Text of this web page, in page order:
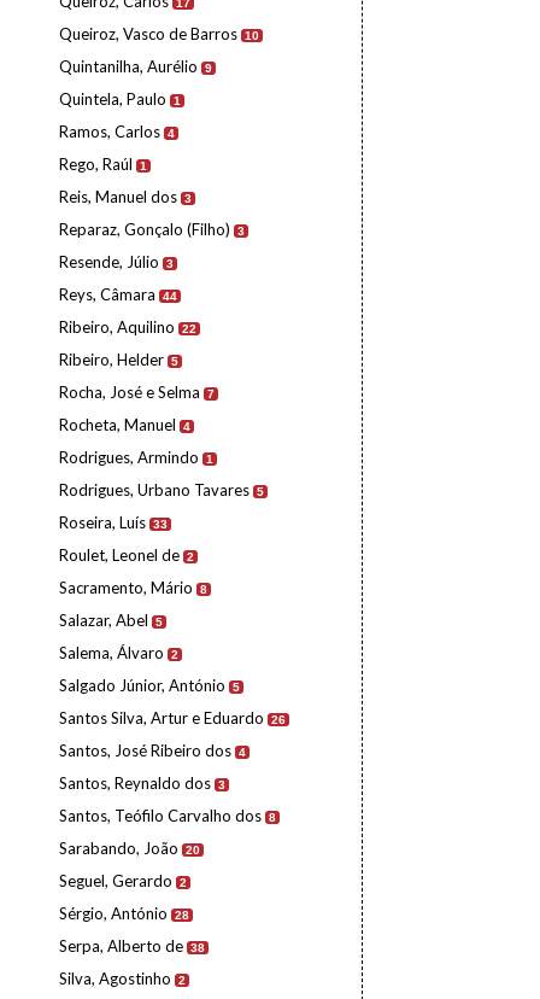
17
Queiroz, Vasco de Barros 10
Quintanilha, Aurélio 9
Quintela, Paulo 1
Ramos, Carlos 4
Rego, Raúl 1
Reis, Manuel dos 3
Reparaz, Gonçalo (Filho) 3
Resende, Júlio 3
Reys, Câmara 44
Ribeiro, Aquilino 22
Ribeiro, Helder 5
Rocha, José e Selma 7
Rocheta, Manuel 4
Rodrigues, Armindo 1
Rodrigues, Urbano Tavares 5
Roseira, Luís 33
Roulet, Leonel de 2
Sacramento, Mário 8
Salazar, Abel 5
Salema, Álvaro 2
Salgado Júnior, António 5
Santos Silva, Artur e Eduardo 26
Santos, José Ribeiro dos 4
Santos, Reynaldo dos 3
Santos, Teófilo Carvalho dos 8
Sarabando, João 20
Seguel, Gerardo 2
Sérgio, António 28
Serpa, Alberto de 38
Silva, Agostinho 2